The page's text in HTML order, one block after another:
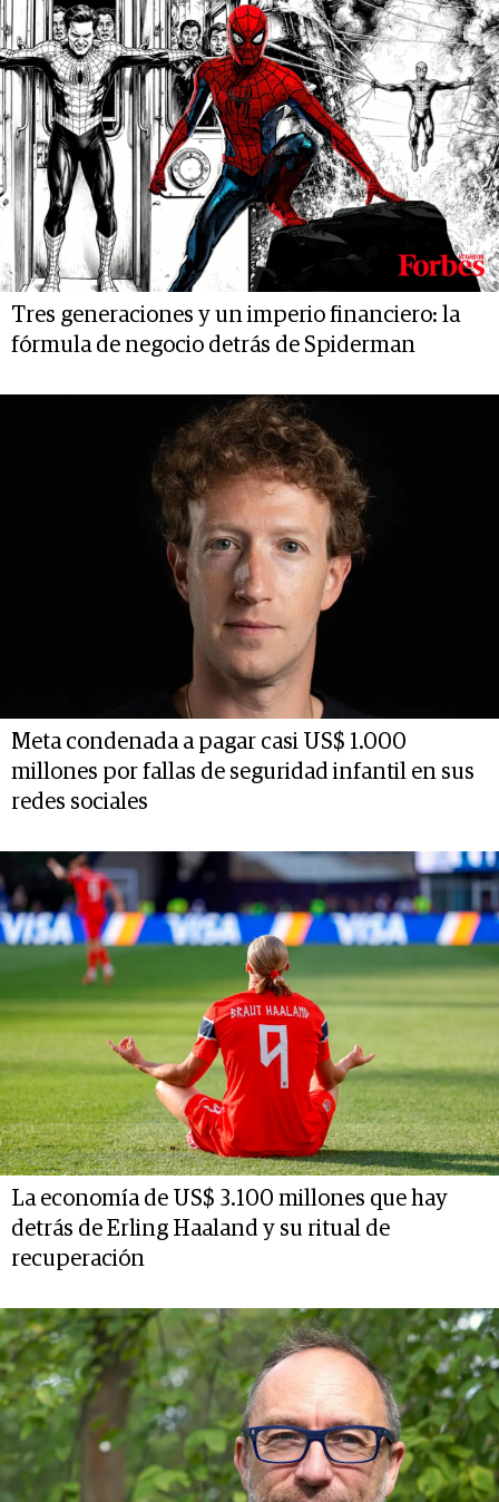
Tres generaciones y un imperio financiero: la
fórmula de negocio detrás de Spiderman
Meta condenada a pagar casi US$ 1.000
millones por fallas de seguridad infantil en sus
redes sociales
La economía de US$ 3.100 millones que hay
detrás de Erling Haaland y su ritual de
recuperación